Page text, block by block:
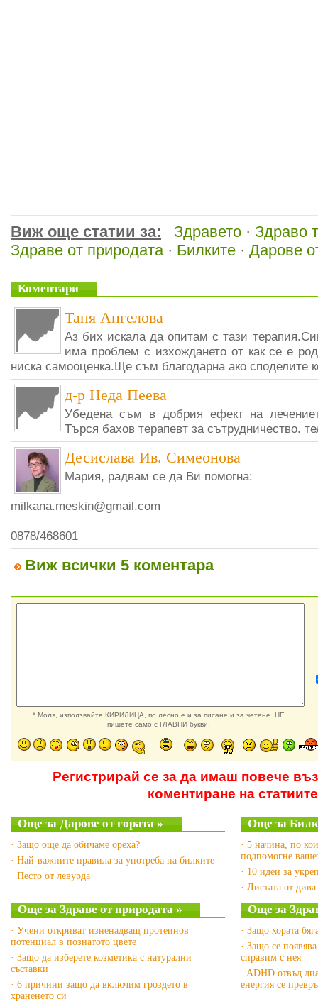
Виж още статии за: Здравето · Здраво
Здраве от природата· Билките · Дарове
Коментари
Таня Ангелова
Аз бих искала да опитам с тази
има проблем с изхождането от как се е
ниска самооценка.Ще съм благодарна ако споделите
д-р Неда Пеева
Убедена съм в добрия ефект на
Търся бахов терапевт за сътрудничество.
Десислава Ив. Симеонова
Мария, радвам се да Ви помогна:
milkana.meskin@gmail.com
0878/468601
Виж всички 5 коментара
* Моля, използвайте КИРИЛИЦА, по лесно е и за писане и за четене. НЕ
пишете само с ГЛАВНИ букви.
Регистрирай се за да имаш повече
коментиране на статиите
Още за Дарове от гората »
· Защо още да обичаме ореха?
· Най-важните правила за употреба на билките
· Песто от левурда
Още за
· 5 начина, по
подпомогне
· 10 идеи за
· Листата от
Още за Здраве от природата »
· Учени откриват изненадващ протеинов
потенциал в познатото цвете
· Защо да изберете козметика с натурални
съставки
· 6 причини защо да включим гроздето в
храненето си
Още за
· Защо хората
· Защо се
справим с нея
· ADHD отвъд
енергия се